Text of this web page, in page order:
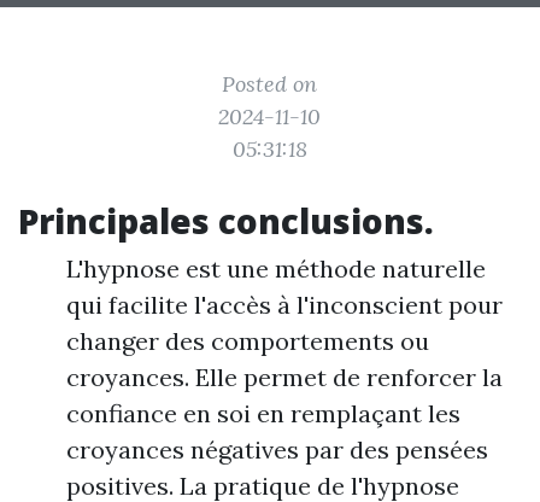
Posted on
2024-11-10
05:31:18
Principales conclusions.
L'hypnose est une méthode naturelle
qui facilite l'accès à l'inconscient pour
changer des comportements ou
croyances. Elle permet de renforcer la
confiance en soi en remplaçant les
croyances négatives par des pensées
positives. La pratique de l'hypnose